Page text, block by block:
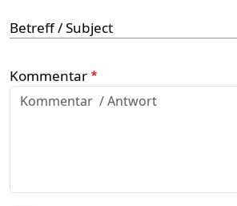
Betreff / Subject
Kommentar